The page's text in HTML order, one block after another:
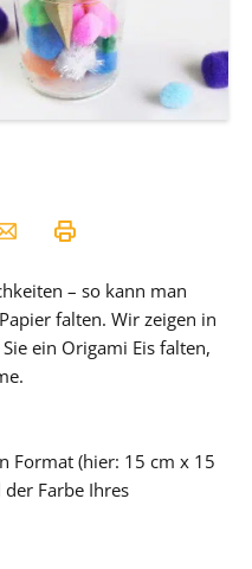
– so kann man
falten. Wir zeigen in
ein Origami Eis falten,
Format (hier: 15 cm x 15
Farbe Ihres